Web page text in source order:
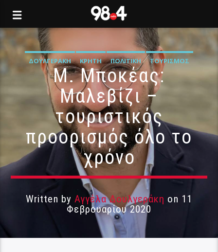
ΔΟΥΛΓΕΡΆΚΗ ΚΡΉΤΗ ΠΟΛΙΤΙΚΉ ΤΟΥΡΙΣΜΌΣ
Μ. Μποκέας:
Μαλεβίζι –
τουριστικός
προορισμός όλο το
χρόνο
Written by Αγγέλα Δουλγεράκη on 11
Φεβρουαρίου 2020